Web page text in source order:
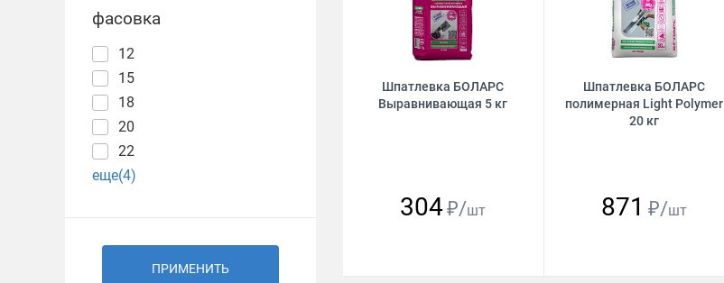
фасовка
12
15
18
20
22
еще(4)
ПРИМЕНИТЬ
Шпатлевка БОЛАРС
Выравнивающая 5 кг
304₽/шт
Шпатлевка БОЛАРС
полимерная Light Polymer
20 кг
871 ₽/шт